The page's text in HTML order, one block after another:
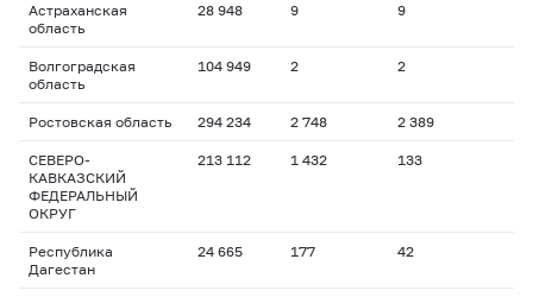
Астраханская
область
28 948 9 9
Волгоградская
область
104 949 2 2
Ростовская область 294 234 2 748 2 389
СЕВЕРО-
КАВКАЗСКИЙ
ФЕДЕРАЛЬНЫЙ
ОКРУГ
213 112 1 432 133
Республика
Дагестан
24 665 177 42